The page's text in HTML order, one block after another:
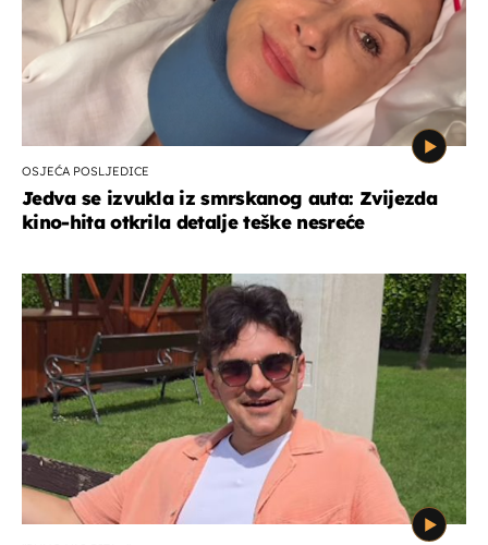
OSJEĆA POSLJEDICE
Jedva se izvukla iz smrskanog auta: Zvijezda
kino-hita otkrila detalje teške nesreće